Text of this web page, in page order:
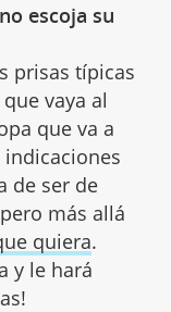
escoja su
prisas típicas
vaya al
que va a
de ser de
más allá
quiera.
y le hará